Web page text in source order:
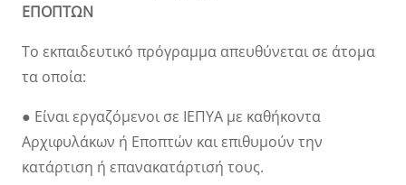
ΕΠΟΠΤΩΝ
Το εκπαιδευτικό πρόγραμμα απευθύνεται σε άτομα
τα οποία:
● Είναι εργαζόμενοι σε ΙΕΠΥΑ με καθήκοντα
Αρχιφυλάκων ή Εποπτών και επιθυμούν την
κατάρτιση ή επανακατάρτισή τους.